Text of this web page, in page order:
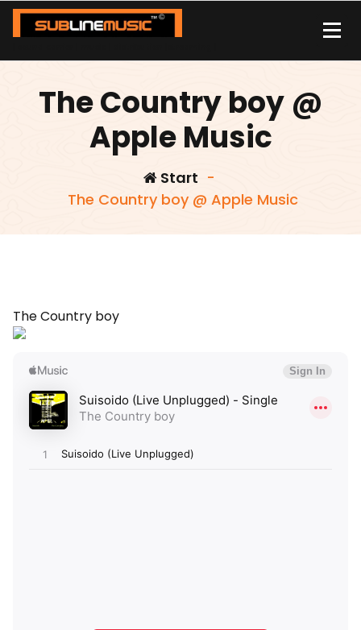
Zum
Inhalt
The Country boy @
Apple Music
Start -
The Country boy @ Apple Music
The Country boy